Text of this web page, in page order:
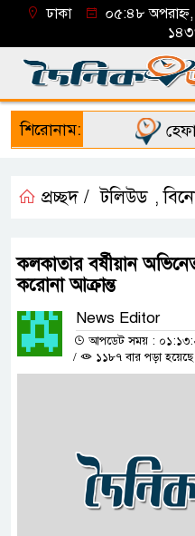
ঢাকা
০৫:৪৮ অপরাহ্ন,
শিরোনাম:
প্রচ্ছদ / টলিউড ,
কলকাতার বর্ষীয়ান
করোনা আক্রান্ত
News Editor
আপডেট সময় :
/
১১৮৭ বার পড়া হয়েছে